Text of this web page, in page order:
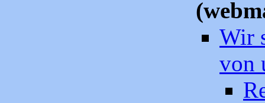
Wir
von